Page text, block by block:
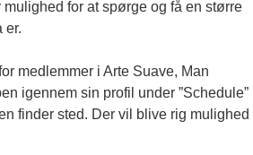
for at spørge og få en større
er.
medlemmer i Arte Suave, Man
igennem sin profil under ”Schedule”
finder sted. Der vil blive rig mulighed